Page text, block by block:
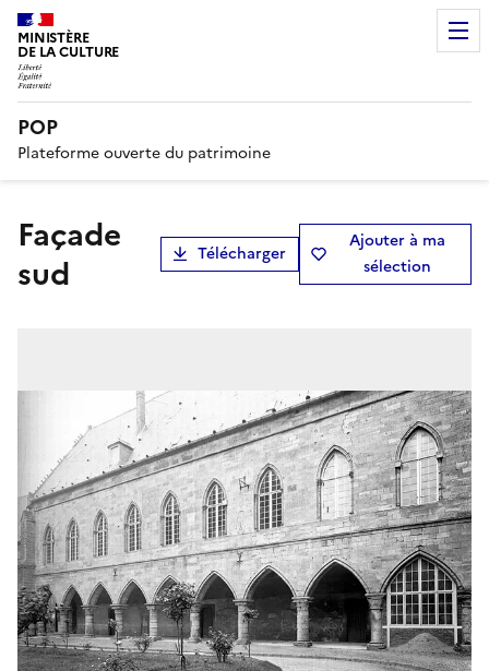
MINISTÈRE
DE LA CULTURE
POP
Plateforme ouverte du patrimoine
Façade
sud
Télécharger
Ajouter à ma
sélection